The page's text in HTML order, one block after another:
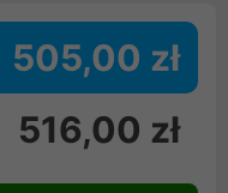
505,00 zł
516,00 zł